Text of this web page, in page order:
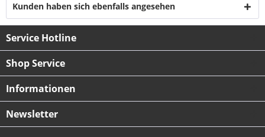
Kunden haben sich ebenfalls angesehen
Service Hotline
Shop Service
Informationen
Newsletter